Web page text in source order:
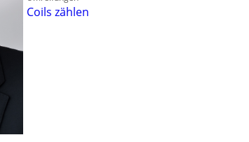
Coils zählen